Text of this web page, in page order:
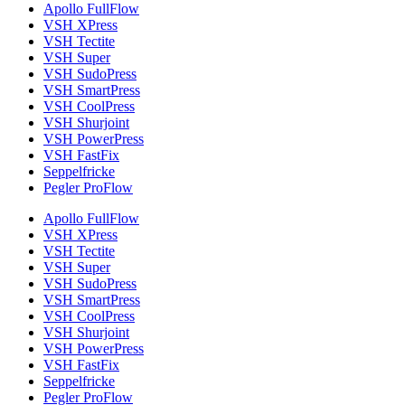
Apollo FullFlow
VSH XPress
VSH Tectite
VSH Super
VSH SudoPress
VSH SmartPress
VSH CoolPress
VSH Shurjoint
VSH PowerPress
VSH FastFix
Seppelfricke
Pegler ProFlow
Apollo FullFlow
VSH XPress
VSH Tectite
VSH Super
VSH SudoPress
VSH SmartPress
VSH CoolPress
VSH Shurjoint
VSH PowerPress
VSH FastFix
Seppelfricke
Pegler ProFlow